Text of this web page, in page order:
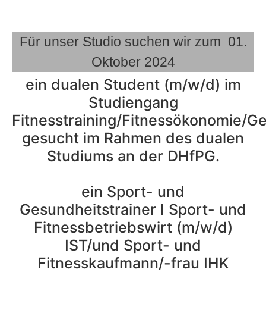
Für unser Studio suchen wir zum 01.
Oktober 2024
ein dualen Student (m/w/d) im
Studiengang
Fitnesstraining/Fitnessökonomie/
gesucht im Rahmen des dualen
Studiums an der DHfPG.
ein Sport- und
Gesundheitstrainer I Sport- und
Fitnessbetriebswirt (m/w/d)
IST/und Sport- und
Fitnesskaufmann/-frau IHK